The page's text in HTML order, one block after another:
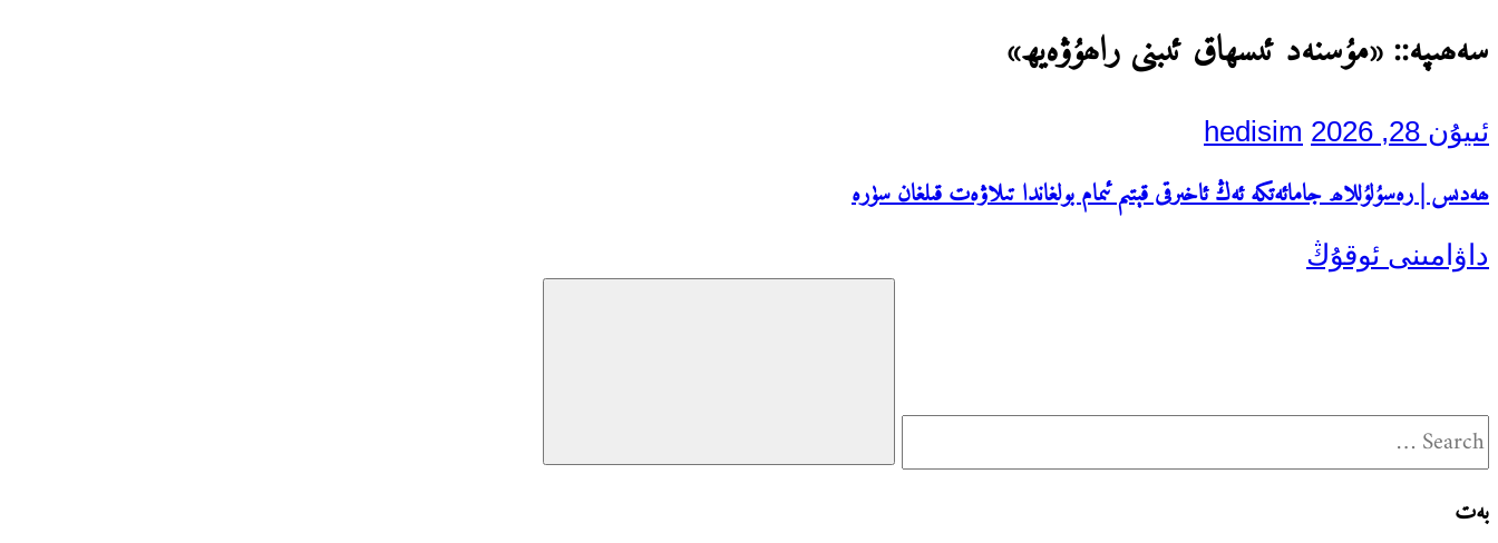
سەھىپە::«مۇسنەد ئىسھاق ئىبنى راھۇۋەيھ»
ئىيۇن 28, 2026 hedisim
ھەدىس | رەسۇلۇللاھ جامائەتكە ئەڭ ئاخىرقى قېتىم ئىمام بولغاندا تىلاۋەت قىلغان سۈرە
داۋامىنى ئوقۇڭ
Search
بەت